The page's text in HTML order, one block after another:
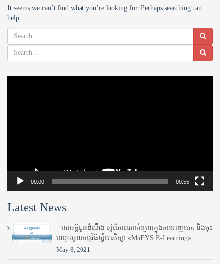
It seems we can’t find what you’re looking for. Perhaps searching can
help.
00:00 00:55
Latest News
សេចក្តីជូនដំណឹង ស្តី​ពីភាព​រអាក់រអួល​ក្នុងការ​ទាញ​យក និង​ចុះ​
ឈ្មោះ​ចូល​កម្មវិធី​ស្វ័យសិក្សា «MoEYS E-Learning»
May 8, 2021